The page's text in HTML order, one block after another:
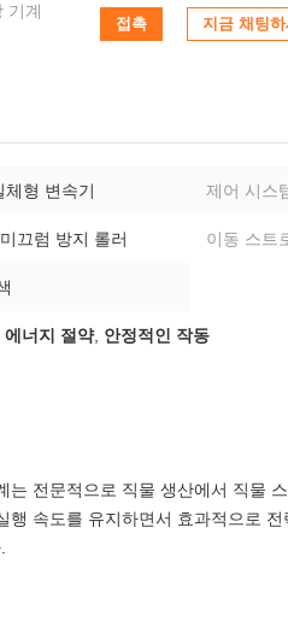
기계
접촉 지금 채팅
체형 변속기 제어 시스
끄럼 방지 롤러 이동 스트
에너지 절약, 안정적인 작동
는 전문적으로 직물 생산에서 직물
행 속도를 유지하면서 효과적으로